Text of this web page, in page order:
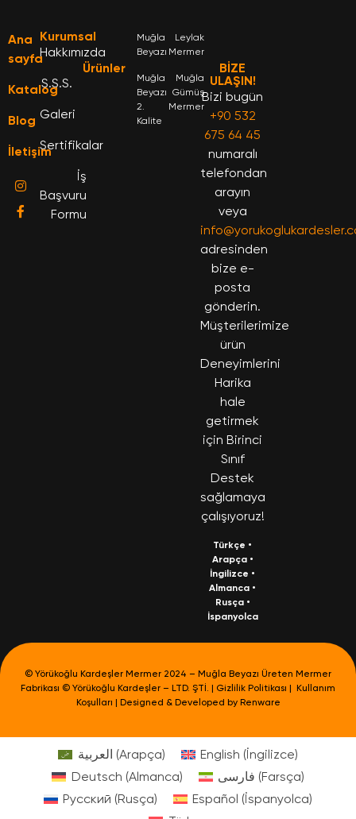
Ana
sayfa
Katalog
Blog
İletişim
Kurumsal
Hakkımızda
S.S.S.
Galeri
Sertifikalar
İş
Başvuru
Formu
Ürünler
Muğla
Beyazı
Muğla
Beyazı
2.
Kalite
Leylak
Mermer
Muğla
Gümüş
Mermer
BİZE
ULAŞIN!
Bizi bugün
+90 532
675 64 45
numaralı
telefondan
arayın
veya
adresinden
bize e-
posta
gönderin.
Müşterilerimize
ürün
Deneyimlerini
Harika
hale
getirmek
için Birinci
Sınıf
Destek
sağlamaya
çalışıyoruz!
Türkçe •
Arapça•
İngilizce •
Almanca •
Rusça•
İspanyolca
© Yörükoğlu Kardeşler Mermer 2024 – Muğla Beyazı Üreten Mermer
Fabrikası © Yörükoğlu Kardeşler – LTD. ŞTİ. | Gizlilik Politikası | Kullanım
Koşulları | Designed & Developed by Renware
العربية (Arapça) English (İngilizce)
Deutsch (Almanca) فارسی (Farsça)
Русский (Rusça) Español (İspanyolca)